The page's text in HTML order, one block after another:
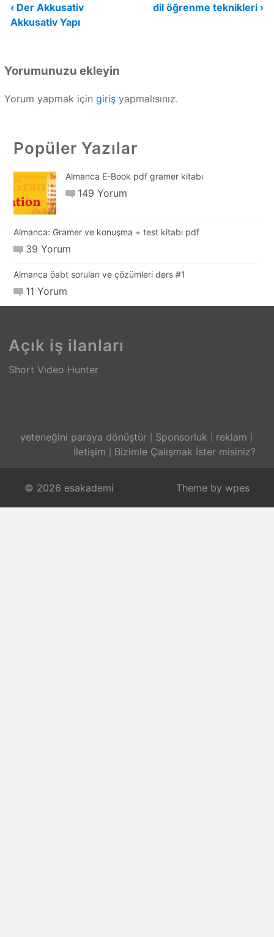
Yazı
gezinmesi
‹ Der Akkusativ
Akkusativ Yapı
dil öğrenme teknikleri ›
Yorumunuzu ekleyin
Yorum yapmak için girişyapmalısınız.
Popüler Yazılar
Almanca E-Book pdf gramer kitabı
149 Yorum
Almanca: Gramer ve konuşma + test kitabı pdf
39 Yorum
Almanca öabt soruları ve çözümleri ders #1
11 Yorum
Açık iş ilanları
Short Video Hunter
yeteneğini paraya dönüştür Sponsorluk
reklam
İletişim
Bizimle Çalışmak İster misiniz?
© 2026 esakademi Theme by wpes